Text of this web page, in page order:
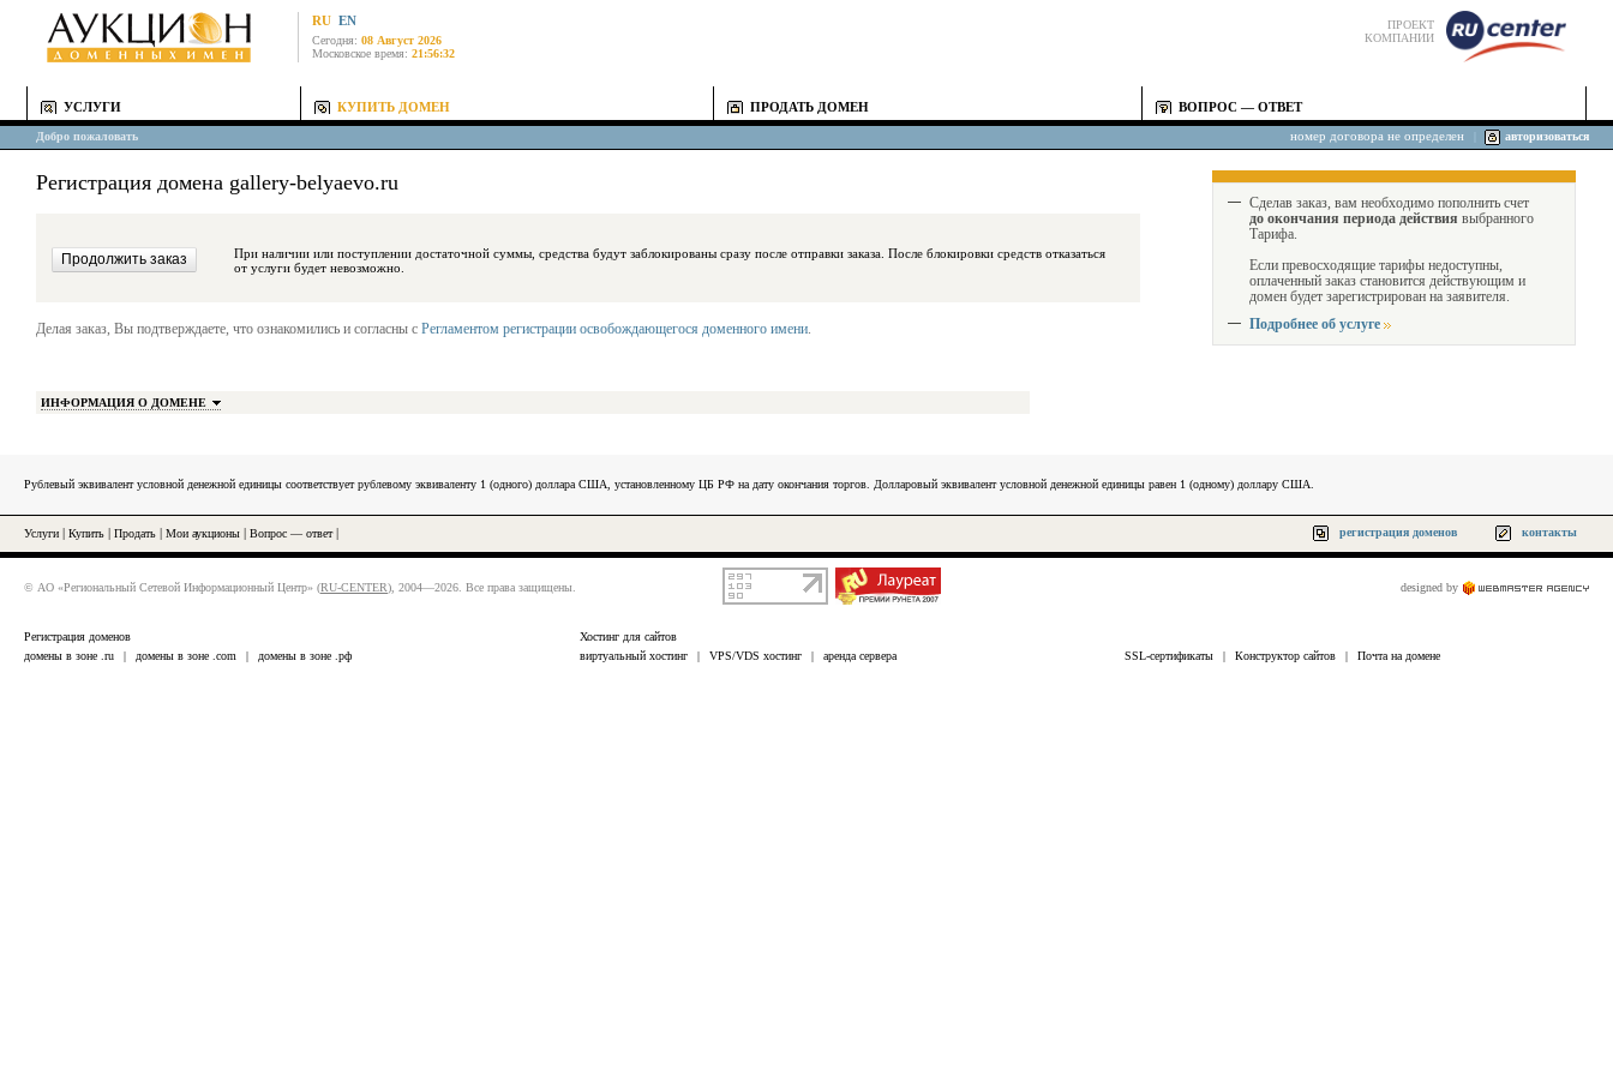
RU EN
Сегодня: 08 Август 2026
Московское время: 21:56:32
ПРОЕКТ
КОМПАНИИ
УСЛУГИ КУПИТЬ ДОМЕН ПРОДАТЬ ДОМЕН ВОПРОС — ОТВЕТ
Добро пожаловать номер договора не определен авторизоваться
Регистрация домена gallery-belyaevo.ru
При наличии или поступлении достаточной суммы, средства будут заблокированы сразу после отправки заказа. После блокировки средств отказаться
от услуги будет невозможно.
Делая заказ, Вы подтверждаете, что ознакомились и согласны с Регламентом регистрации освобождающегося доменного имени.
ИНФОРМАЦИЯ О ДОМЕНЕ
Сделав заказ, вам необходимо пополнить счет
до окончания периода действия выбранного
Тарифа.
Если превосходящие тарифы недоступны,
оплаченный заказ становится действующим и
домен будет зарегистрирован на заявителя.
Подробнее об услуге
Рублевый эквивалент условной денежной единицы соответствует рублевому эквиваленту 1 (одного) доллара США, установленному ЦБ РФ на дату окончания торгов. Долларовый эквивалент условной денежной единицы равен 1 (одному) доллару США.
Услуги Купить Продать Мои аукционы Вопрос — ответ| регистрация доменов контакты
© АО «Региональный Сетевой Информационный Центр» (RU-CENTER), 2004—2026. Все права защищены. designed by
Регистрация доменов
домены в зоне .ru
| домены в зоне .com | домены в зоне .рф
Хостинг для сайтов
виртуальный хостинг
| VPS/VDS хостинг | аренда сервера SSL-сертификаты | Конструктор сайтов | Почта на домене